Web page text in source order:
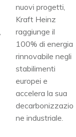
nuovi progetti,
Kraft Heinz
raggiunge il
100% di energia
rinnovabile negli
stabilimenti
europei e
accelera la sua
decarbonizzazio
ne industriale.